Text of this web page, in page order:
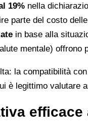
19% nella
parte del costo
in base alla
mentale)
la compatibilità
è legittimo valutare
efficace